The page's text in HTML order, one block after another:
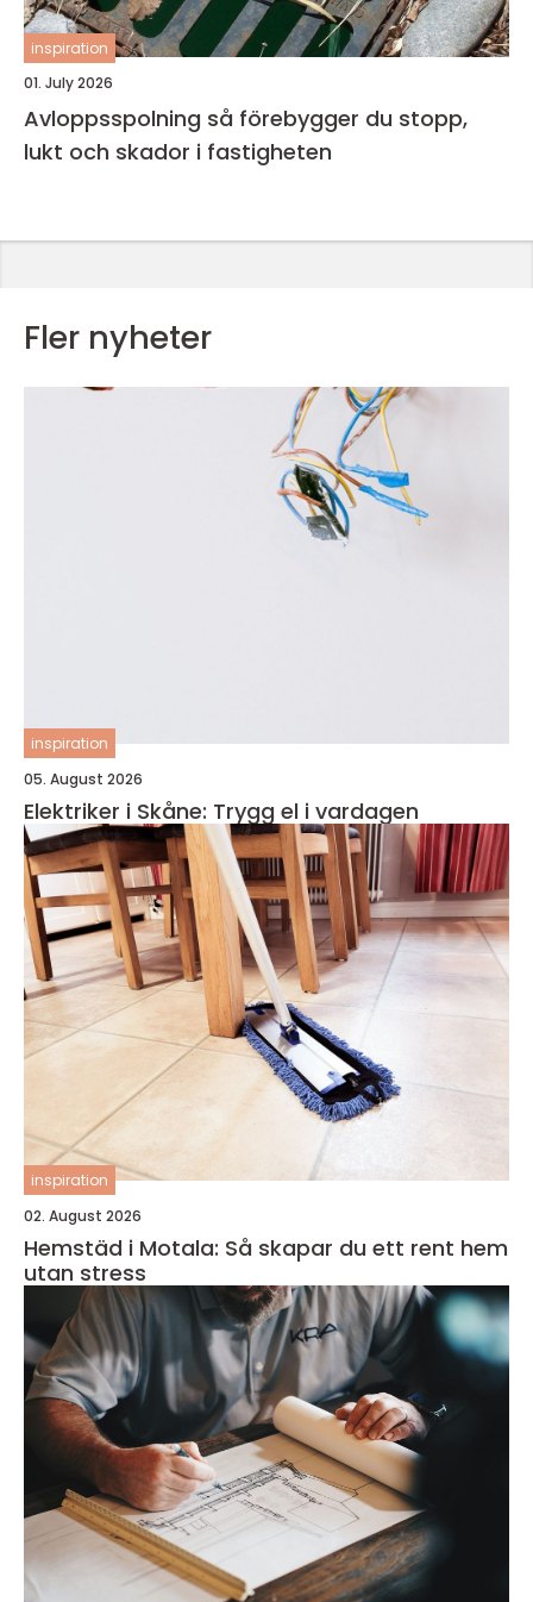
inspiration
01. July 2026
Avloppsspolning så förebygger du stopp,
lukt och skador i fastigheten
Fler nyheter
inspiration
05. August 2026
Elektriker i Skåne: Trygg el i vardagen
inspiration
02. August 2026
Hemstäd i Motala: Så skapar du ett rent hem
utan stress